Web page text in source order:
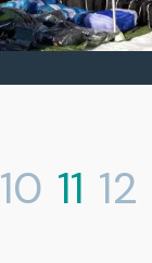
10 11 12